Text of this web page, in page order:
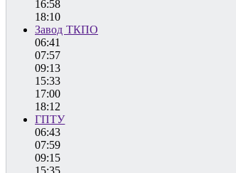
16:58
18:10
Завод ТКПО
06:41
07:57
09:13
15:33
17:00
18:12
ГПТУ
06:43
07:59
09:15
15:35